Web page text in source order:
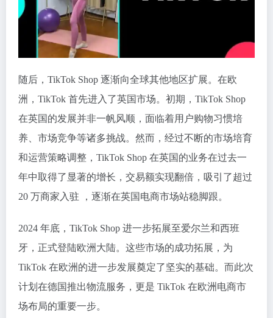
随后，TikTok Shop 逐渐向全球其他地区扩展。在欧
洲，TikTok 首先进入了英国市场。初期，TikTok Shop
在英国的发展并非一帆风顺，面临着用户购物习惯培
养、市场竞争等诸多挑战。然而，经过不断的市场培育
和运营策略调整，TikTok Shop 在英国的业务在过去一
年中取得了显著的增长，交易额实现翻倍，吸引了超过
20 万商家入驻 ，逐渐在英国电商市场站稳脚跟。
2024 年底，TikTok Shop 进一步拓展至爱尔兰和西班
牙，正式登陆欧洲大陆。这些市场的成功拓展，为
TikTok 在欧洲的进一步发展奠定了坚实的基础。而此次
计划在德国推出物流服务，更是 TikTok 在欧洲电商市
场布局的重要一步。